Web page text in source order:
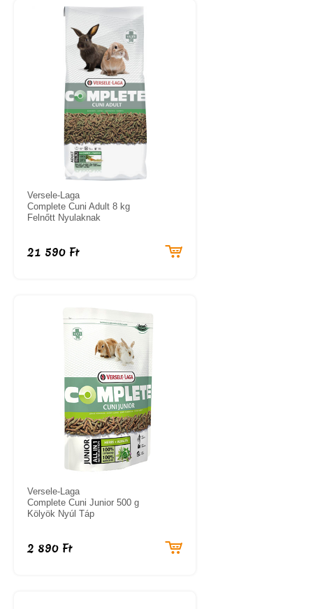
Versele-Laga
Complete Cuni Adult 8 kg
Felnőtt Nyulaknak
21 590 Ft
Versele-Laga
Complete Cuni Junior 500 g
Kölyök Nyúl Táp
2 890 Ft